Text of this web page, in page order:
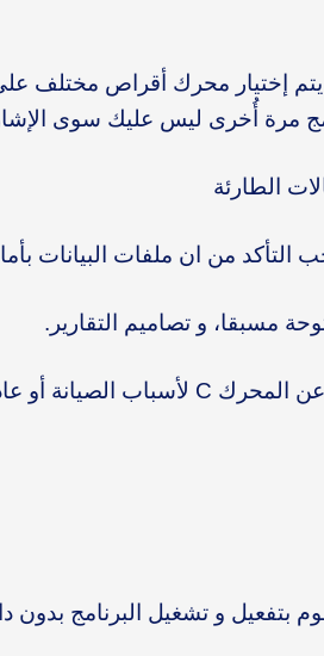
يتم إختيار محرك أقراص مختلف
الطارئة
التأكد من ان ملفات البيانات
مسبقا، و تصاميم التقارير.
و تشغيل البرنامج بدون